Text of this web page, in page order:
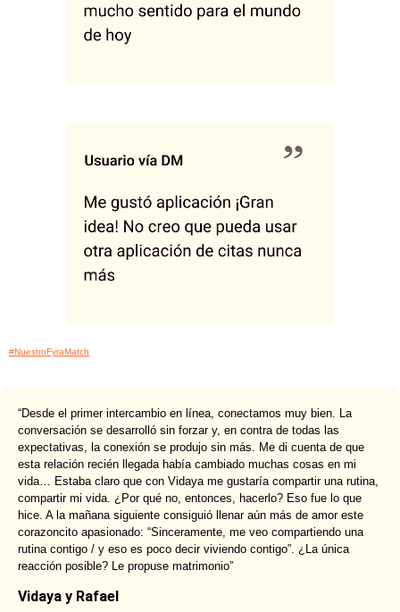
#NuestroFyraMatch
“Desde el primer intercambio en línea, conectamos muy bien. La
conversación se desarrolló sin forzar y, en contra de todas las
expectativas, la conexión se produjo sin más. Me di cuenta de que
esta relación recién llegada había cambiado muchas cosas en mi
vida… Estaba claro que con Vidaya me gustaría compartir una rutina,
compartir mi vida. ¿Por qué no, entonces, hacerlo? Eso fue lo que
hice. A la mañana siguiente consiguió llenar aún más de amor este
corazoncito apasionado: “Sinceramente, me veo compartiendo una
rutina contigo / y eso es poco decir viviendo contigo”. ¿La única
reacción posible? Le propuse matrimonio”
Vidaya y Rafael